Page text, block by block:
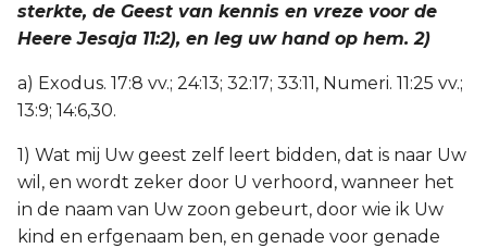
sterkte, de Geest van kennis en vreze voor de
Heere Jesaja 11:2), en leg uw hand op hem. 2)
a) Exodus. 17:8 vv.; 24:13; 32:17; 33:11, Numeri. 11:25 vv.;
13:9; 14:6,30.
1) Wat mij Uw geest zelf leert bidden, dat is naar Uw
wil, en wordt zeker door U verhoord, wanneer het
in de naam van Uw zoon gebeurt, door wie ik Uw
kind en erfgenaam ben, en genade voor genade